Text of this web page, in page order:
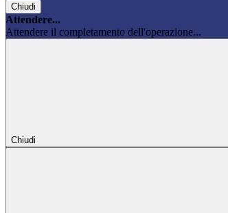
Chiudi
Attendere...
Attendere il completamento dell'operazione...
Chiudi